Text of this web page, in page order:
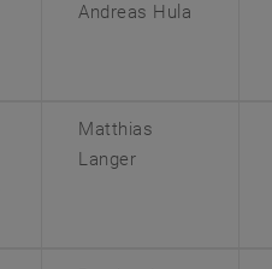
Andreas Hula
Matthias
Langer